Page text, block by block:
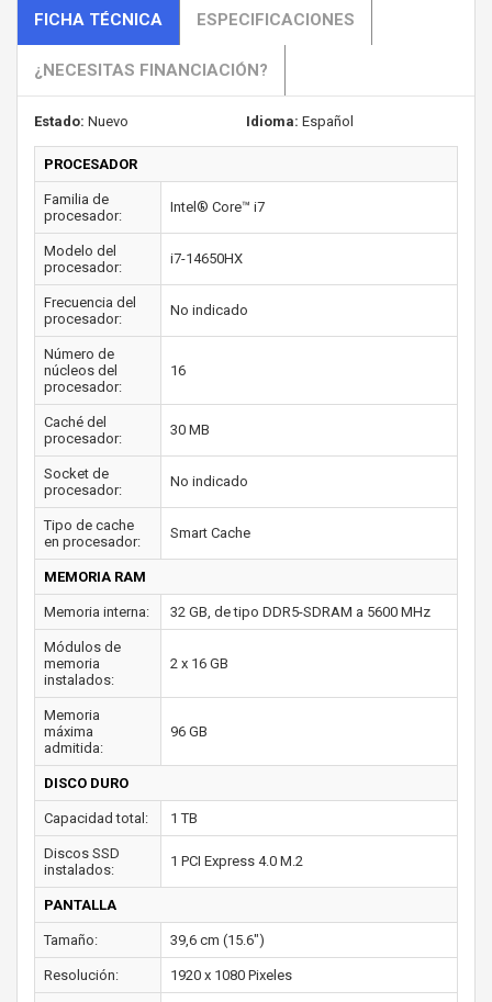
FICHA TÉCNICA ESPECIFICACIONES
¿NECESITAS FINANCIACIÓN?
Estado: Nuevo Idioma: Español
PROCESADOR
Familia de
procesador:
Intel® Core™ i7
Modelo del
procesador:
i7-14650HX
Frecuencia del
procesador:
No indicado
Número de
núcleos del
procesador:
16
Caché del
procesador:
30 MB
Socket de
procesador:
No indicado
Tipo de cache
en procesador:
Smart Cache
MEMORIA RAM
Memoria interna: 32 GB, de tipo DDR5-SDRAM a 5600 MHz
Módulos de
memoria
instalados:
2 x 16 GB
Memoria
máxima
admitida:
96 GB
DISCO DURO
Capacidad total: 1 TB
Discos SSD
instalados:
1 PCI Express 4.0 M.2
PANTALLA
Tamaño: 39,6 cm (15.6")
Resolución: 1920 x 1080 Pixeles